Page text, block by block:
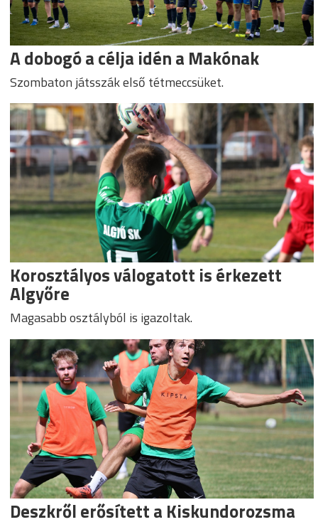
A dobogó a célja idén a Makónak
Szombaton játsszák első tétmeccsüket.
Korosztályos válogatott is érkezett
Algyőre
Magasabb osztályból is igazoltak.
Deszkről erősített a Kiskundorozsma